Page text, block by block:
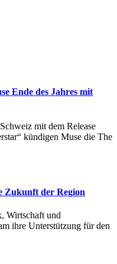
Ende des Jahres mit
mit dem Release
kündigen Muse die The
Zukunft der Region
Wirtschaft und
ihre Unterstützung für den